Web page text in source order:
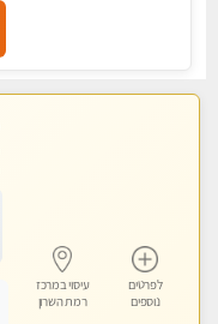
לפרטים
נוספים
עיסוי במרכז
רמת השרון